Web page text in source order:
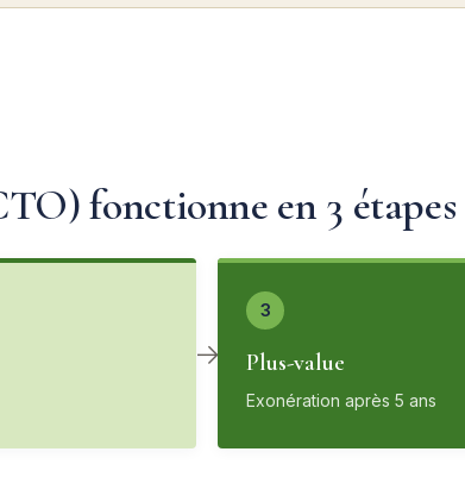
fonctionne en 3 étapes
→
3
Plus-value
Exonération après 5 ans